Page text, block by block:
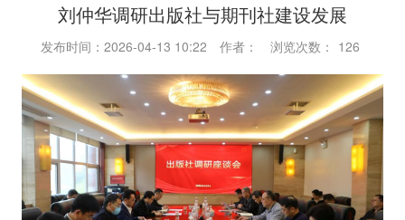
刘仲华调研出版社与期刊社建设发展
发布时间：2026-04-13 10:22 作者： 浏览次数： 126